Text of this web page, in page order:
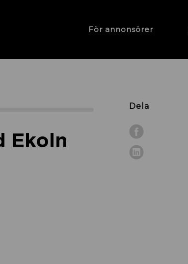
För annonsörer
Dela
Ekoln